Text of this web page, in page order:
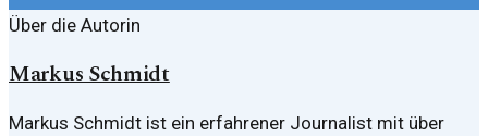
Über die Autorin
Markus Schmidt
Markus Schmidt ist ein erfahrener Journalist mit über